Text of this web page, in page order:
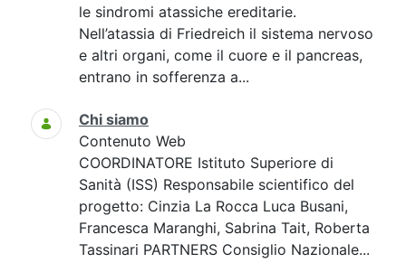
le sindromi atassiche ereditarie.
Nell’atassia di Friedreich il sistema nervoso
e altri organi, come il cuore e il pancreas,
entrano in sofferenza a...
Chi siamo
Contenuto Web
COORDINATORE Istituto Superiore di
Sanità (ISS) Responsabile scientifico del
progetto: Cinzia La Rocca Luca Busani,
Francesca Maranghi, Sabrina Tait, Roberta
Tassinari PARTNERS Consiglio Nazionale...